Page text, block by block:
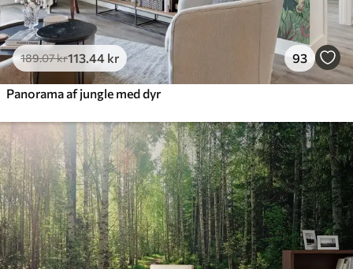
189.07kr113 .44 kr 93
Panorama af jungle med dyr